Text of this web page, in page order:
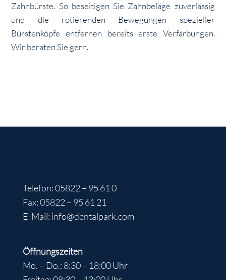
Zahnbürste. So beseitigen Sie Zahnbeläge zuverlässig
und die rotierenden Bewegungen spezieller
Bürstenköpfe entfernen bereits erste Verfärbungen.
Wir beraten Sie gern.
Telefon: 05822 – 95 61 0
Fax: 05822 – 95 61 21
E-Mail: info@dentalpark.com
Öffnungszeiten
Mo. – Do.: 8:30 – 18:00 Uhr